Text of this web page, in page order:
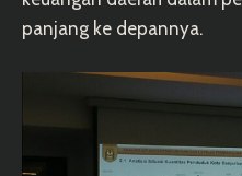
panjang ke depannya.